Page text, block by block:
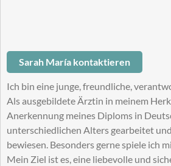
Sarah María kontaktieren
Ich bin eine junge, freundliche,
Als ausgebildete Ärztin in meinem
Anerkennung meines Diploms in
unterschiedlichen Alters gearbeitet
bewiesen. Besonders gerne spiele ich
Mein Ziel ist es, eine liebevolle und